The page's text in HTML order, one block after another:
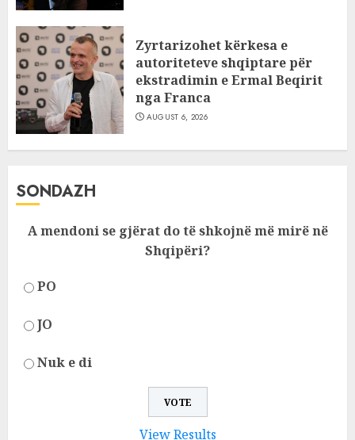
Zyrtarizohet kërkesa e
autoriteteve shqiptare për
ekstradimin e Ermal Beqirit
nga Franca
AUGUST 6, 2026
SONDAZH
A mendoni se gjërat do të shkojnë më mirë në
Shqipëri?
PO
JO
Nuk e di
View Results